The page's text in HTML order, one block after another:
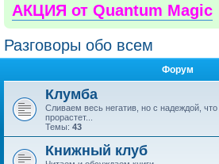
АКЦИЯ от Quantum Magic
Разговоры обо всем
Форум
Клумба
Сливаем весь негатив, но с надеждой,
прорастет...
Темы: 43
Книжный клуб